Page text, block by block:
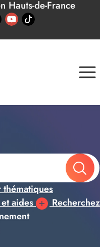
Hauts-de-France
thématiques
aides
Recherchez